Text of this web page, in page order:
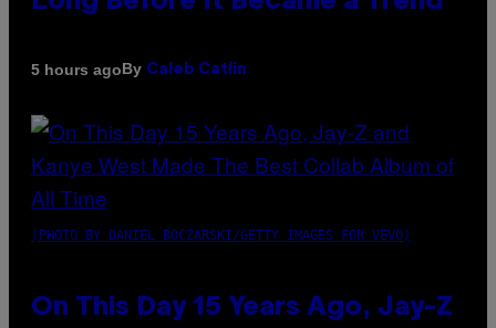
5 hours agoBy Caleb Catlin
(PHOTO BY DANIEL BOCZARSKI/GETTY IMAGES FOR VEVO)
On This Day 15 Years Ago, Jay-Z